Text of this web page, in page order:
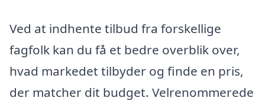
Ved at indhente tilbud fra forskellige
fagfolk kan du få et bedre overblik over,
hvad markedet tilbyder og finde en pris,
der matcher dit budget. Velrenommerede